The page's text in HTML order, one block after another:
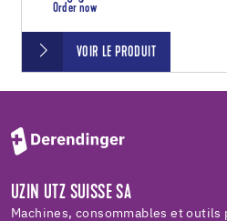
Order now
VOIR LE PRODUIT
UZIN UTZ SUISSE SA
Machines, consommables et outils